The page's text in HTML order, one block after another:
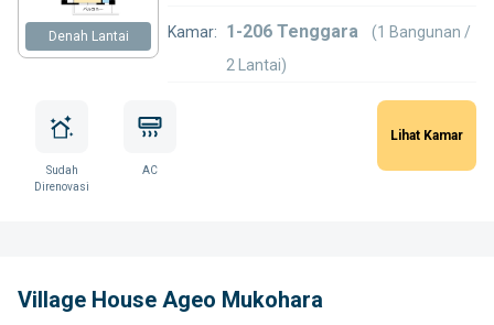
Denah Lantai Kamar: 1-206 Tenggara
(1 Bangunan /
2 Lantai)
Sudah
Direnovasi
AC
Lihat Kamar
Village House Ageo Mukohara